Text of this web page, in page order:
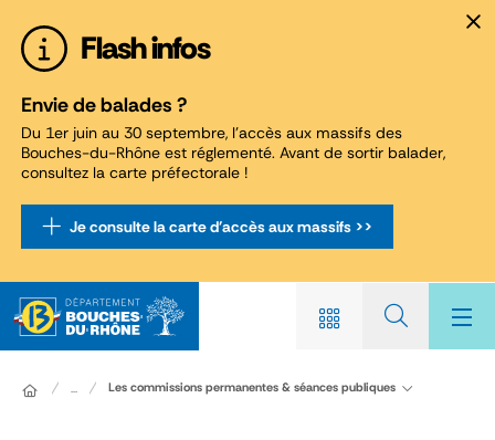
Flash infos
Envie de balades ?
Du 1er juin au 30 septembre, l'accès aux massifs des
Bouches-du-Rhône est réglementé. Avant de sortir balader,
consultez la carte préfectorale !
Je consulte la carte d'accès aux massifs >>
... Les commissions permanentes & séances publiques